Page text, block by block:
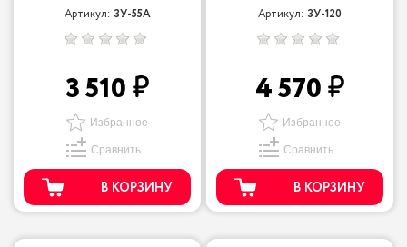
Артикул: ЗУ-55А
3 510
Избранное
Сравнить
В КОРЗИНУ
Артикул: ЗУ-120
4 570
Избранное
Сравнить
В КОРЗИНУ